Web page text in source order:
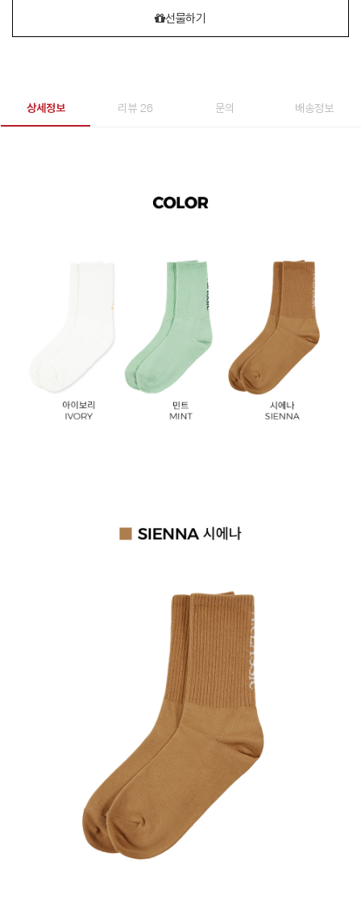
선물하기
상세정보 리뷰 26 문의 배송정보